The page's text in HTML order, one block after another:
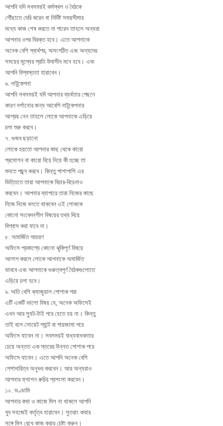
আপনি যদি সবসময়ই কর্মস্থল ও বৈঠকে
পৌঁছাতে দেরি করেন বা নির্দিষ্ট সময়সীমার
মধ্যে কাজ শেষ করতে না পারেন তাহলে অন্যরা
আপনার ওপর বিরক্ত হবে। এতে আপনাকে
অনেক বেশি স্বার্থপর, অসংগঠিত এবং অন্যদের
সময়ের মূল্যের প্রতি উদাসীন মনে হবে। এবং
আপনি বিশ্বস্ততা হারাবেন।
৬. নাটুকেপনা
আপনি সবসময়ই যদি আপনার ব্যর্থতার পেছনে
কারণ দর্শানোর জন্য আবেগি নাটুকেপনার
আশ্রয় নেন তাহলে লোকে আপনাকে এড়িয়ে
চলা শুরু করবে।
৭. গুজব ছড়ানো
লোকে হয়তো আপনার কাছ থেকে কারো
প্রমোশন বা কারো বিয়ে নিয়ে কী হচ্ছে তা
শুনতে পছন্দ করবে। কিন্তু পাশাপাশি এর
ভিত্তিতে তারা আপনাকে বিচার-বিচেনাও
করবেন। আপনার ব্যাপারে তারা নিজের কাছে
নিজে নিজে বলতে থাকবেন এই লোককে
কোনো সংবেদনশীল বিষয়ের তথ্য দিয়ে
বিশ্বাস করা যাবে না।
৮. অমার্জিত আচরণ
অফিসে প্রকাশ্যে কোনো ঝুকিপূর্ণ বিষয়ে
আলাপ করলে লোকে আপনাকে অমার্জিত
ভাববে এবং আপনাকে গুরুত্বপূর্ণ বৈঠকগুলোতে
এড়িয়ে চলা হবে।
৯. অতি বেশি ক্যাজুয়াল পোশাক পরা
এটি একটি ভালো বিষয় যে, অনেক অফিসেই
এখন আর স্যুট-টাই পরে যেতে হয় না। কিন্তু
তাই বলে সোয়েট প্যান্ট বা পায়জামা পরে
অফিসে যাবেন না। সবসময়ই বাধ্যবাধকতার
চেয়ে অন্তত এক স্তরের উন্নত পোশাক পরে
অফিসে যাবেন। এতে আপনি অনেক বেশি
পেশাদারিত্ব অনুভব করবেন। আর অন্যরাও
আপনার ফ্যাশন রুচির প্রশংসা করবেন।
১০. ভণ্ডামি
আপনার কথা ও কাজে মিল না থাকলে আপনি
খুব সহজেই কর্তৃত্ব হারাবেন। সুতরাং কথার
সঙ্গে মিল রেখে কাজ করার চেষ্টা করুন।